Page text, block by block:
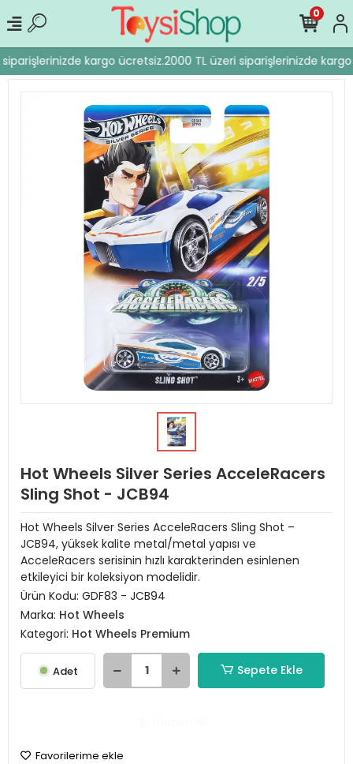
kargo ücretsiz.2000 TL üzeri siparişlerinizde kargo
0
Hot Wheels Silver Series AcceleRacers
Sling Shot - JCB94
Hot Wheels Silver Series AcceleRacers Sling Shot –
JCB94, yüksek kalite metal/metal yapısı ve
AcceleRacers serisinin hızlı karakterinden esinlenen
etkileyici bir koleksiyon modelidir.
Ürün Kodu: GDF83 - JCB94
Marka: Hot Wheels
Kategori: Hot Wheels Premium
Adet Sepete Ekle
Favorilerime ekle